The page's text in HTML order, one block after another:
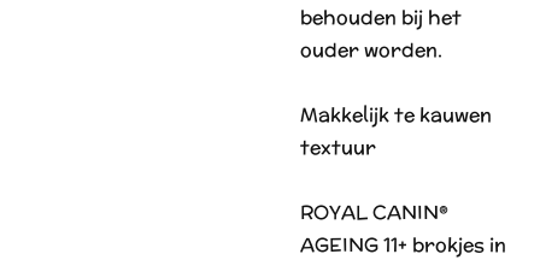
behouden bij het
ouder worden.
Makkelijk te kauwen
textuur
ROYAL CANIN®
AGEING 11+ brokjes in